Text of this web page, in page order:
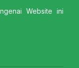
Website ini